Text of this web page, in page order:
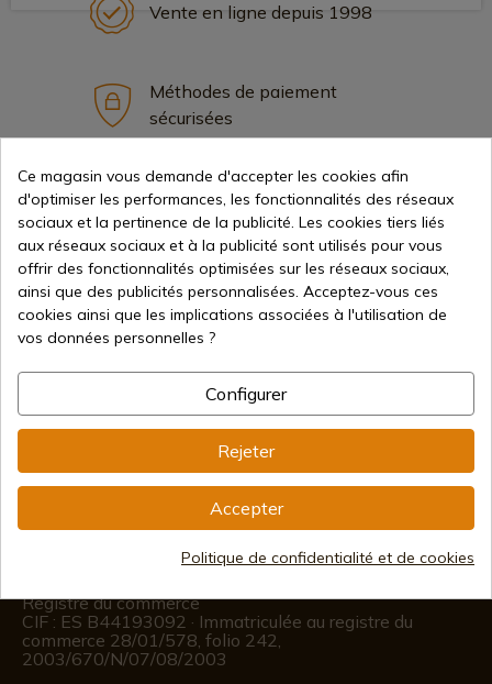
Vente en ligne depuis 1998
Méthodes de paiement
sécurisées
Expédition internationale
Information
info@aceros-de-hispania.com
Informations sur le client
Du lundi au vendredi de 09h00 à 15h00
Registre du commerce
CIF : ES B44193092 · Immatriculée au registre du
commerce 28/01/578, folio 242,
2003/670/N/07/08/2003
Ce magasin vous demande d'accepter les cookies afin
d'optimiser les performances, les fonctionnalités des réseaux
sociaux et la pertinence de la publicité. Les cookies tiers liés
aux réseaux sociaux et à la publicité sont utilisés pour vous
offrir des fonctionnalités optimisées sur les réseaux sociaux,
ainsi que des publicités personnalisées. Acceptez-vous ces
cookies ainsi que les implications associées à l'utilisation de
vos données personnelles ?
Configurer
Rejeter
Accepter
Politique de confidentialité et de cookies